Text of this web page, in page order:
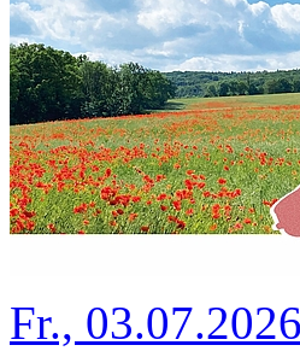
Fr.,